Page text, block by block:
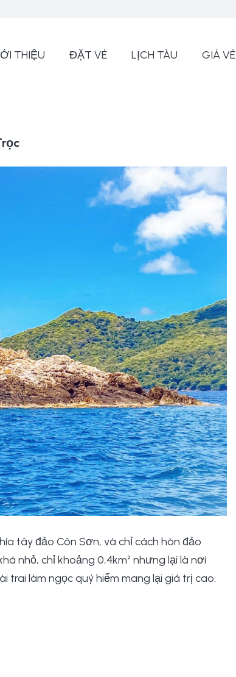
THIỆU ĐẶT VÉ LỊCH TÀU GIÁ VÉ
tây đảo Côn Sơn, và chỉ cách hòn đảo
nhỏ, chỉ khoảng 0,4km² nhưng lại là nơi
trai làm ngọc quý hiếm mang lại giá trị cao.